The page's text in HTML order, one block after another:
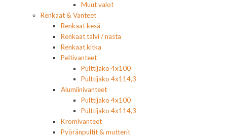
Muut valot
Renkaat & Vanteet
Renkaat kesä
Renkaat talvi / nasta
Renkaat kitka
Peltivanteet
Pulttijako 4x100
Pulttijako 4x114,3
Alumiinivanteet
Pulttijako 4x100
Pulttijako 4x114,3
Kromivanteet
Pyöränpultit & mutterit